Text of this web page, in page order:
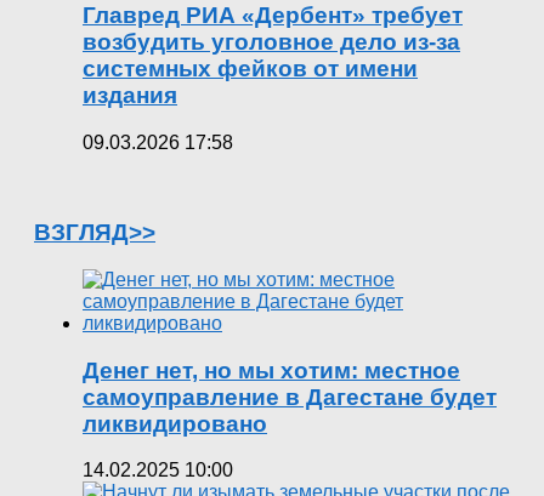
Главред РИА «Дербент» требует
возбудить уголовное дело из-за
системных фейков от имени
издания
09.03.2026 17:58
ВЗГЛЯД>>
Денег нет, но мы хотим: местное
самоуправление в Дагестане будет
ликвидировано
14.02.2025 10:00